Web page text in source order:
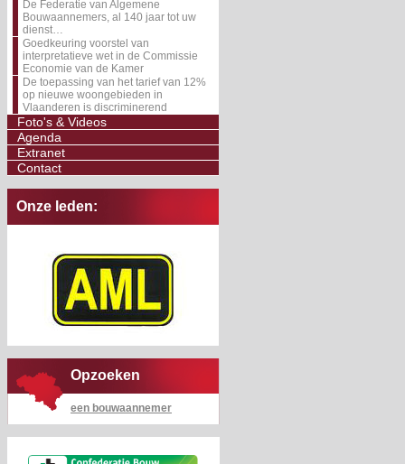
De Federatie van Algemene
Bouwaannemers, al 140 jaar tot uw
dienst…
Goedkeuring voorstel van
interpretatieve wet in de Commissie
Economie van de Kamer
De toepassing van het tarief van 12%
op nieuwe woongebieden in
Vlaanderen is discriminerend
Foto's & Videos
Agenda
Extranet
Contact
Onze leden:
Opzoeken
een bouwaannemer